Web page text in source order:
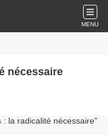
MENU
nécessaire